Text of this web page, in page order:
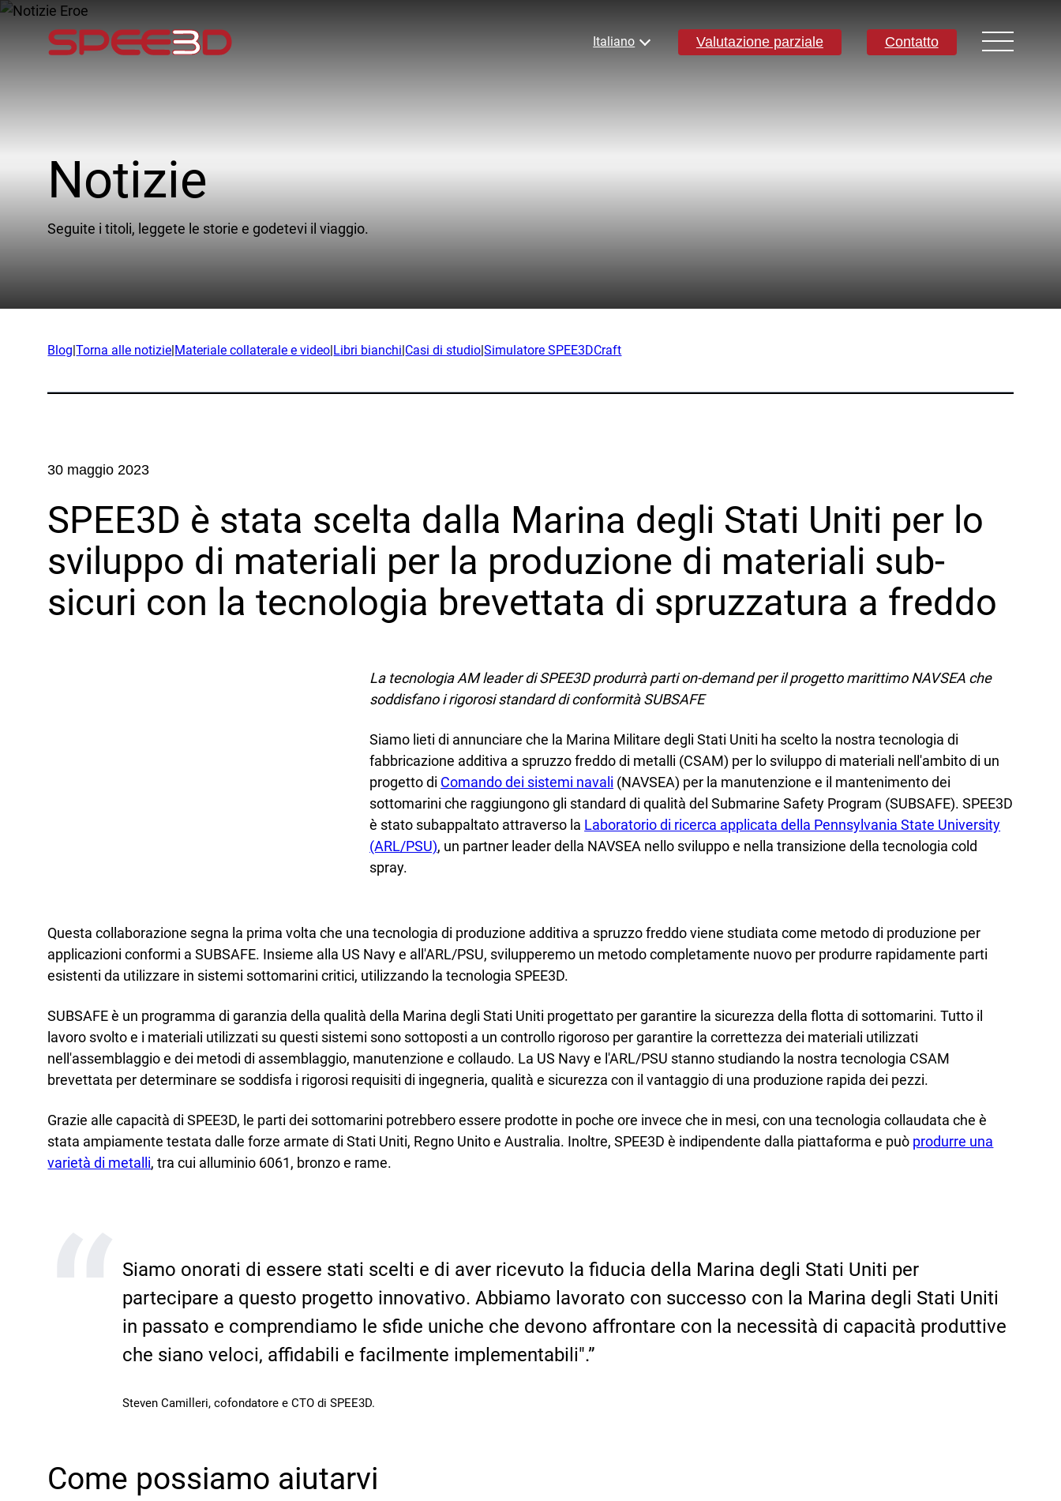
Italiano Valutazione parziale Contatto
Prodotti
WarpSPEE3D
Incontrare la tecnologia
Production
OEM
Produzione
Marittimo
Risorse naturali
Academic Research
Domande frequenti
Centro stampa
Tradeshows & Webinars
Carriera
Contatto
Iscrizione alla newsletter
Assistenza clienti
Nord America
Seguiteci
X Facebook LinkedIn YouTube
Notizie
Seguite i titoli, leggete le storie e godetevi il viaggio.
Blog|Torna alle notizie|Materiale collaterale e video|Libri bianchi|Casi di studio|Simulatore SPEE3DCraft
30 maggio 2023
SPEE3D è stata scelta dalla Marina degli Stati Uniti per lo
sviluppo di materiali per la produzione di materiali sub-
sicuri con la tecnologia brevettata di spruzzatura a freddo
La tecnologia AM leader di SPEE3D produrrà parti on-demand per il progetto marittimo NAVSEA che
soddisfano i rigorosi standard di conformità SUBSAFE
Siamo lieti di annunciare che la Marina Militare degli Stati Uniti ha scelto la nostra tecnologia di
fabbricazione additiva a spruzzo freddo di metalli (CSAM) per lo sviluppo di materiali nell'ambito di un
progetto di Comando dei sistemi navali (NAVSEA) per la manutenzione e il mantenimento dei
sottomarini che raggiungono gli standard di qualità del Submarine Safety Program (SUBSAFE). SPEE3D
è stato subappaltato attraverso la Laboratorio di ricerca applicata della Pennsylvania State University
(ARL/PSU), un partner leader della NAVSEA nello sviluppo e nella transizione della tecnologia cold
spray.
Questa collaborazione segna la prima volta che una tecnologia di produzione additiva a spruzzo freddo viene studiata come metodo di produzione per
applicazioni conformi a SUBSAFE. Insieme alla US Navy e all'ARL/PSU, svilupperemo un metodo completamente nuovo per produrre rapidamente parti
esistenti da utilizzare in sistemi sottomarini critici, utilizzando la tecnologia SPEE3D.
SUBSAFE è un programma di garanzia della qualità della Marina degli Stati Uniti progettato per garantire la sicurezza della flotta di sottomarini. Tutto il
lavoro svolto e i materiali utilizzati su questi sistemi sono sottoposti a un controllo rigoroso per garantire la correttezza dei materiali utilizzati
nell'assemblaggio e dei metodi di assemblaggio, manutenzione e collaudo. La US Navy e l'ARL/PSU stanno studiando la nostra tecnologia CSAM
brevettata per determinare se soddisfa i rigorosi requisiti di ingegneria, qualità e sicurezza con il vantaggio di una produzione rapida dei pezzi.
Grazie alle capacità di SPEE3D, le parti dei sottomarini potrebbero essere prodotte in poche ore invece che in mesi, con una tecnologia collaudata che è
stata ampiamente testata dalle forze armate di Stati Uniti, Regno Unito e Australia. Inoltre, SPEE3D è indipendente dalla piattaforma e può produrre una
varietà di metalli, tra cui alluminio 6061, bronzo e rame.
Siamo onorati di essere stati scelti e di aver ricevuto la fiducia della Marina degli Stati Uniti per
partecipare a questo progetto innovativo. Abbiamo lavorato con successo con la Marina degli Stati Uniti
in passato e comprendiamo le sfide uniche che devono affrontare con la necessità di capacità produttive
che siano veloci, affidabili e facilmente implementabili".
Steven Camilleri, cofondatore e CTO di SPEE3D.
Come possiamo aiutarvi